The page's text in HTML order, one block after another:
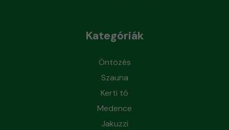
Kategóriák
Öntözés
Szauna
Kerti tó
Medence
Jakuzzi